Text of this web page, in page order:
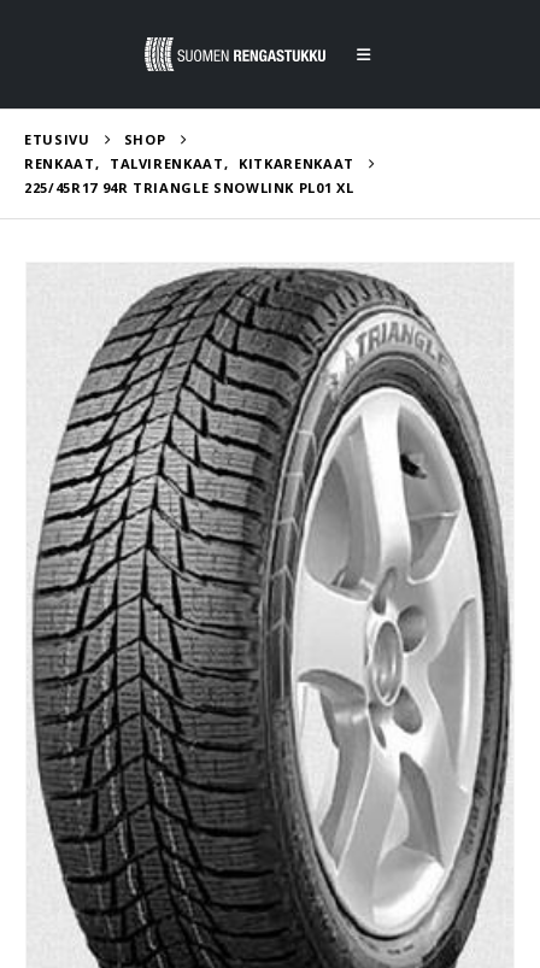
ETUSIVU
SHOP
RENKAAT, TALVIRENKAAT,
KITKARENKAAT
225/45R17 94R TRIANGLE SNOWLINK PL01 XL